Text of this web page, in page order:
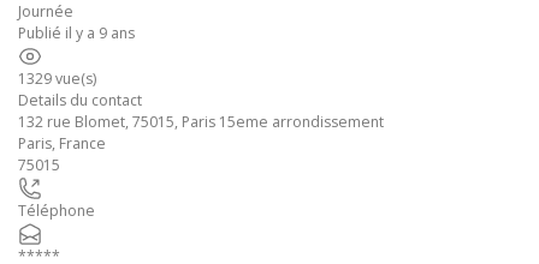
Journée
Publié il y a 9 ans
1329 vue(s)
Details du contact
132 rue Blomet, 75015, Paris 15eme arrondissement
Paris, France
75015
Téléphone
*****